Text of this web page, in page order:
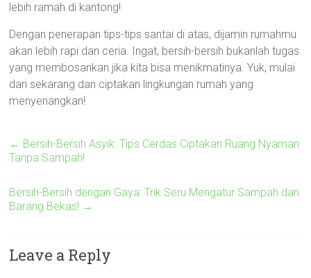
lebih ramah di kantong!
Dengan penerapan tips-tips santai di atas, dijamin rumahmu
akan lebih rapi dan ceria. Ingat, bersih-bersih bukanlah tugas
yang membosankan jika kita bisa menikmatinya. Yuk, mulai
dari sekarang dan ciptakan lingkungan rumah yang
menyenangkan!
← Bersih-Bersih Asyik: Tips Cerdas Ciptakan Ruang Nyaman
Tanpa Sampah!
Bersih-Bersih dengan Gaya: Trik Seru Mengatur Sampah dan
Barang Bekas! →
Leave a Reply